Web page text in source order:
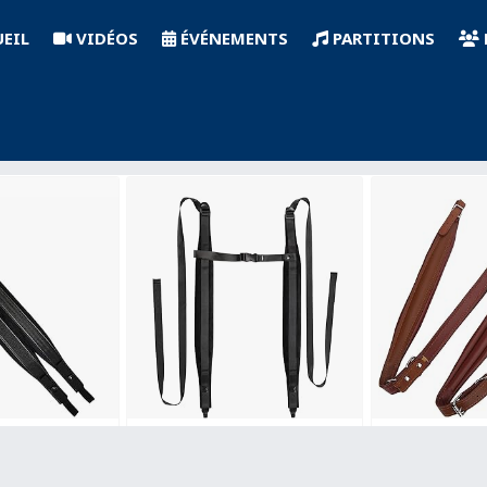
VIDÉOS ÉVÉNEMENTS PARTITIONS